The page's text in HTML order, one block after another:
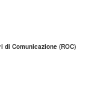
di Comunicazione (ROC)